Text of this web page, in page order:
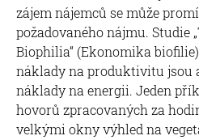
zájem nájemců se může
požadovaného nájmu. Studie
Biophilia“ (Ekonomika
náklady na produktivitu jsou
náklady na energii. Jeden
hovorů zpracovaných za
velkými okny výhled na